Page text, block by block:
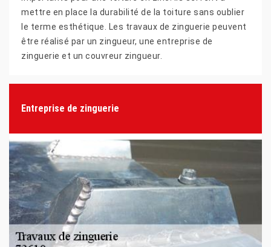
mettre en place la durabilité de la toiture sans oublier
le terme esthétique. Les travaux de zinguerie peuvent
être réalisé par un zingueur, une entreprise de
zinguerie et un couvreur zingueur.
Entreprise de zinguerie